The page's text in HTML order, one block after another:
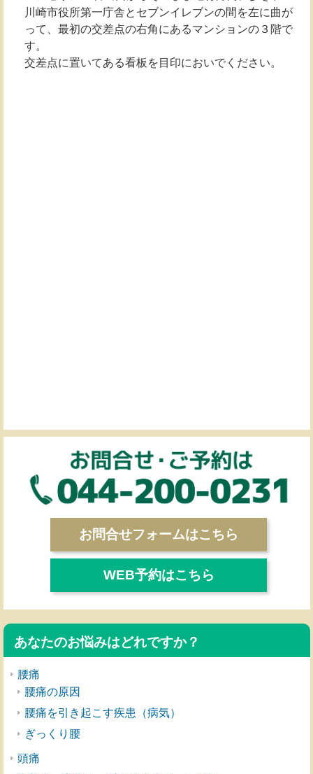
川崎市役所第一庁舎とセブンイレブンの間を左に曲が
って、最初の交差点の右角にあるマンションの３階で
す。
交差点に置いてある看板を目印においでください。
お問合せフォームはこちら
WEB予約はこちら
あなたのお悩みはどれですか？
腰痛
腰痛の原因
腰痛を引き起こす疾患（病気）
ぎっくり腰
頭痛